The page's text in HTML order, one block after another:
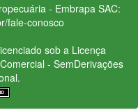
- Embrapa SAC:
fale-conosco
sob a Licença
- SemDerivações